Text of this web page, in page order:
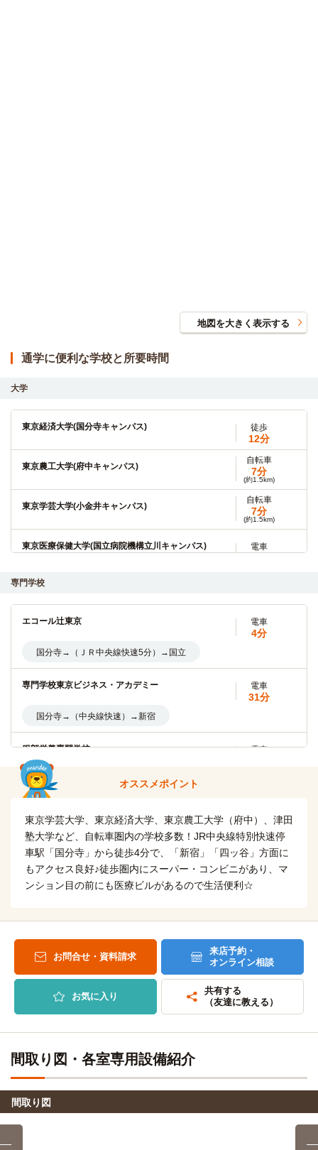
地図を大きく表示する
通学に便利な学校と所要時間
大学
東京経済大学(国分寺キャンパス) 徒歩
12分
東京農工大学(府中キャンパス)
自転車
7分
(約1.5km)
東京学芸大学(小金井キャンパス)
自転車
7分
(約1.5km)
東京医療保健大学(国立病院機構立川キャンパス) 電車
国分寺→（ＪＲ中央線８分）→立川
自転車
(約3.6km)
自転車
(約3.6km)
19分
国分寺駅北口→（立川バス19分）→花小金井南町
亜細亜大学
国分寺→（JR中央線快速9分）→武蔵境
日本獣医生命科学大学 電車
9分
19分
国分寺 → (ＪＲ中央線快速7分) →武蔵境→武蔵境駅南口（小
田急バス12分）→国際基督教大学
武蔵野大学(武蔵野キャンパス) バス＋電車
20分
国分寺 → (ＪＲ中央線特快7分) → 三鷹駅北口／関東バス →
東京農工大学(小金井キャンパス)
専門学校
エコール辻東京 電車
4分
国分寺→（ＪＲ中央線快速5分）→国立
専門学校東京ビジネス・アカデミー 電車
31分
国分寺→（中央線快速）→新宿
服部栄養専門学校 電車
国分寺→（中央線快速32分）→新宿
7分
東京武蔵野美術学院 徒歩
8分
東京都立府中看護専門学校
自転車
9分
(約2.0km)
東京エアトラベル・ホテル専門学校
自転車
11分
自転車
11分
東京YMCA医療福祉専門学校
職業能力開発総合大学校
オススメポイント
東京学芸大学、東京経済大学、東京農工大学（府中）、津田
塾大学など、自転車圏内の学校多数！JR中央線特別快速停
車駅「国分寺」から徒歩4分で、「新宿」「四ッ谷」方面に
もアクセス良好♪徒歩圏内にスーパー・コンビニがあり、マ
ンション目の前にも医療ビルがあるので生活便利☆
お問合せ・資料請求
来店予約・
オンライン相談
お気に入り
共有する
（友達に教える）
間取り図・各室専用設備紹介
間取り図